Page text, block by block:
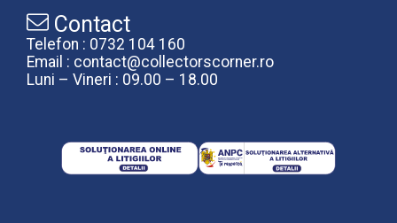
Contact
Telefon : 0732 104 160
Email : contact@collectorscorner.ro
Luni – Vineri : 09.00 – 18.00